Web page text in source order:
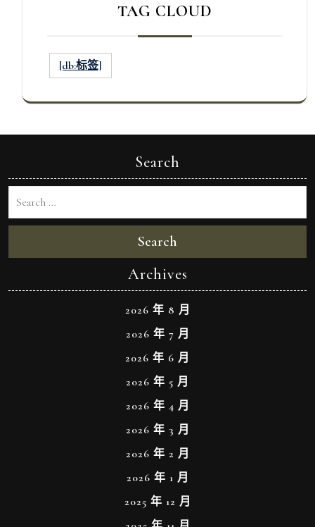
TAG CLOUD
[db:标签]
Search
Search
Archives
2026 年 8 月
2026 年 7 月
2026 年 6 月
2026 年 5 月
2026 年 4 月
2026 年 3 月
2026 年 2 月
2026 年 1 月
2025 年 12 月